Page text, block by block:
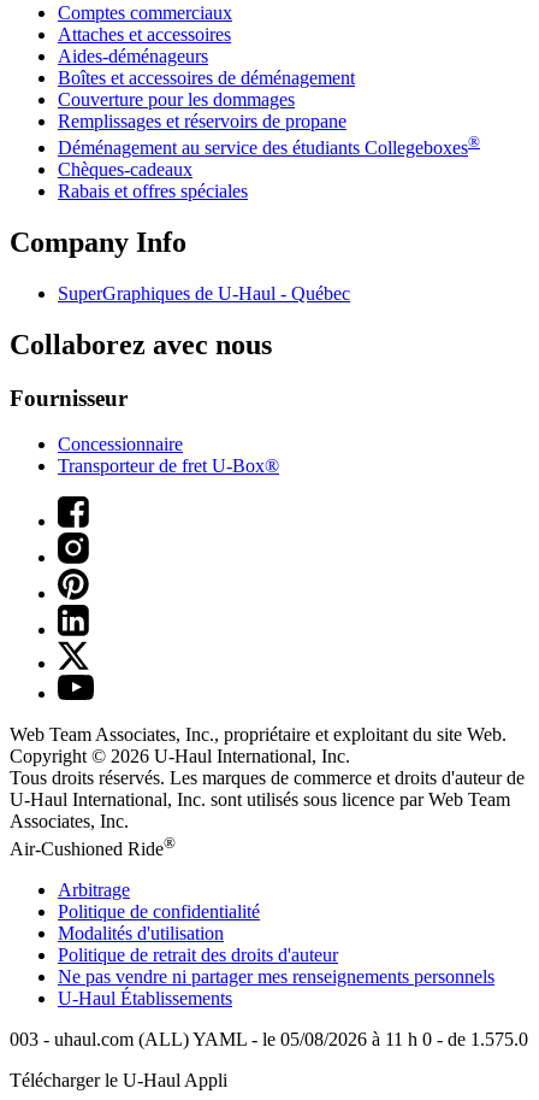
Comptes commerciaux
Attaches et accessoires
Aides-déménageurs
Boîtes et accessoires de déménagement
Couverture pour les dommages
Remplissages et réservoirs de propane
Déménagement au service des étudiants Collegeboxes®
Chèques-cadeaux
Rabais et offres spéciales
Company Info
SuperGraphiques de U-Haul - Québec
Collaborez avec nous
Fournisseur
Concessionnaire
Transporteur de fret U-Box®
Web Team Associates, Inc., propriétaire et exploitant du site Web.
Copyright © 2026 U-Haul International, Inc.
Tous droits réservés. Les marques de commerce et droits d'auteur de
U-Haul International, Inc. sont utilisés sous licence par Web Team
Associates, Inc.
Air-Cushioned Ride®
Arbitrage
Politique de confidentialité
Modalités d'utilisation
Politique de retrait des droits d'auteur
Ne pas vendre ni partager mes renseignements personnels
U-Haul Établissements
003 - uhaul.com (ALL) YAML - le 05/08/2026 à 11 h 0 - de 1.575.0
Télécharger le U-Haul Appli